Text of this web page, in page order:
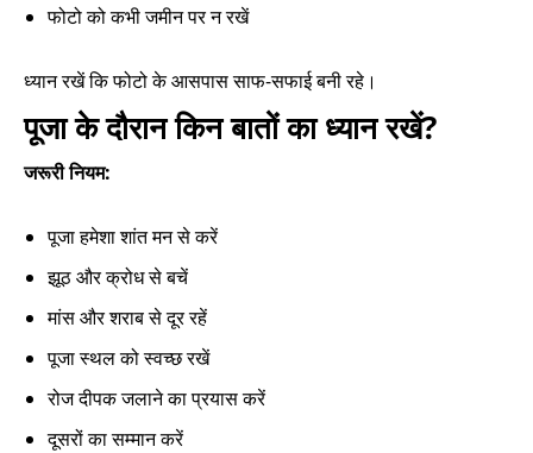
फोटो को कभी जमीन पर न रखें
ध्यान रखें कि फोटो के आसपास साफ-सफाई बनी रहे।
पूजा के दौरान किन बातों का ध्यान रखें?
जरूरी नियम:
पूजा हमेशा शांत मन से करें
झूठ और क्रोध से बचें
मांस और शराब से दूर रहें
पूजा स्थल को स्वच्छ रखें
रोज दीपक जलाने का प्रयास करें
दूसरों का सम्मान करें